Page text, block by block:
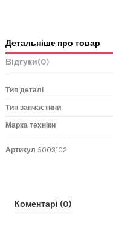
Детальніше про товар
Відгуки(0)
Тип деталі
Тип запчастини
Марка техніки
Артикул 5003102
Коментарі (0)